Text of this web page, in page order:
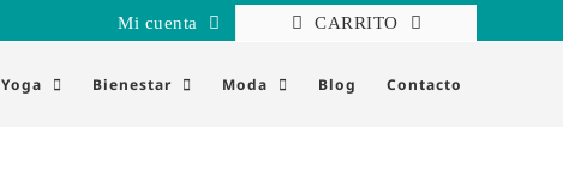
Mi cuenta CARRITO
Yoga Bienestar Moda Blog Contacto